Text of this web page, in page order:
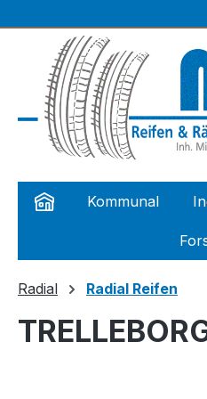
Zur Hauptnavigation
Kommunal
Radial Radial Reifen